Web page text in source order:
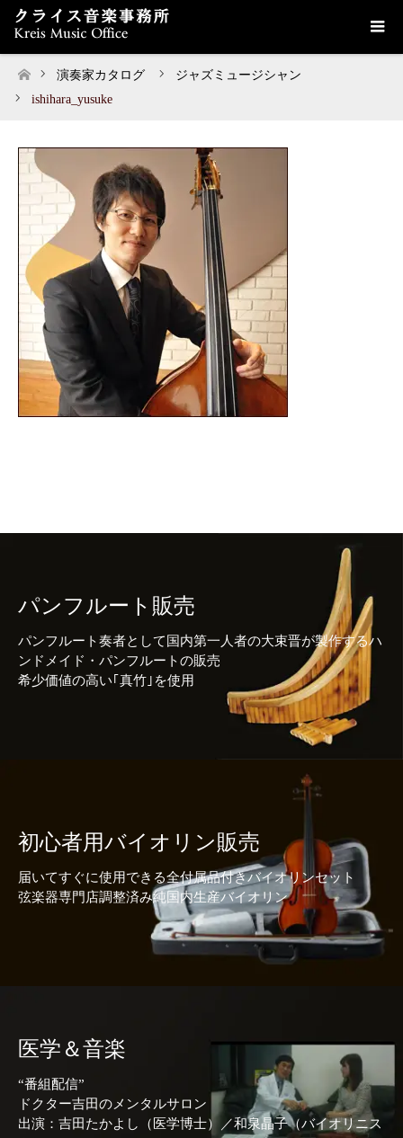
ホーム
演奏家カタログ
ジャズミュージシャン
ishihara_yusuke
パンフルート販売
パンフルート奏者として国内第一人者の大束晋が製作するハ
ンドメイド・パンフルートの販売
希少価値の高い｢真竹｣を使用
初心者用バイオリン販売
届いてすぐに使用できる全付属品付きバイオリンセット
弦楽器専門店調整済み純国内生産バイオリン
医学＆音楽
“番組配信”
ドクター吉田のメンタルサロン
出演：吉田たかよし（医学博士）／和泉晶子（バイオリニス